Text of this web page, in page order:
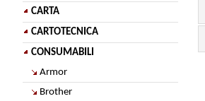
CARTA
CARTOTECNICA
CONSUMABILI
Armor
Brother